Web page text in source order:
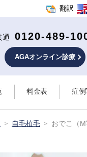
翻訳
通
0120-489-
AGAオンライン診療
料金表 症
自毛植毛 おでこ（